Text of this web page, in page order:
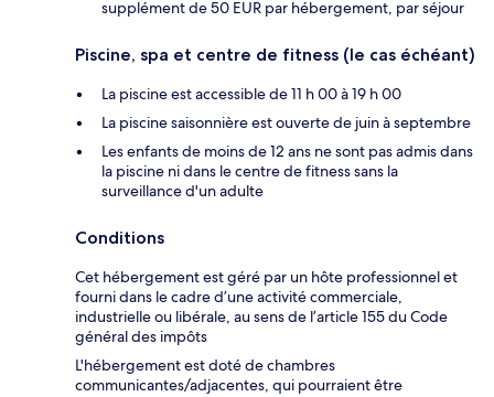
supplément de 50 EUR par hébergement, par séjour
Piscine, spa et centre de fitness (le cas échéant)
La piscine est accessible de 11 h 00 à 19 h 00
La piscine saisonnière est ouverte de juin à septembre
Les enfants de moins de 12 ans ne sont pas admis dans
la piscine ni dans le centre de fitness sans la
surveillance d'un adulte
Conditions
Cet hébergement est géré par un hôte professionnel et
fourni dans le cadre d’une activité commerciale,
industrielle ou libérale, au sens de l’article 155 du Code
général des impôts
L'hébergement est doté de chambres
communicantes/adjacentes, qui pourraient être